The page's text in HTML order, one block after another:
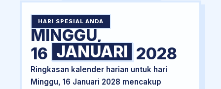
HARI SPESIAL ANDA
MINGGU,
16 JANUARI 2028
Ringkasan kalender harian untuk hari
Minggu, 16 Januari 2028 mencakup